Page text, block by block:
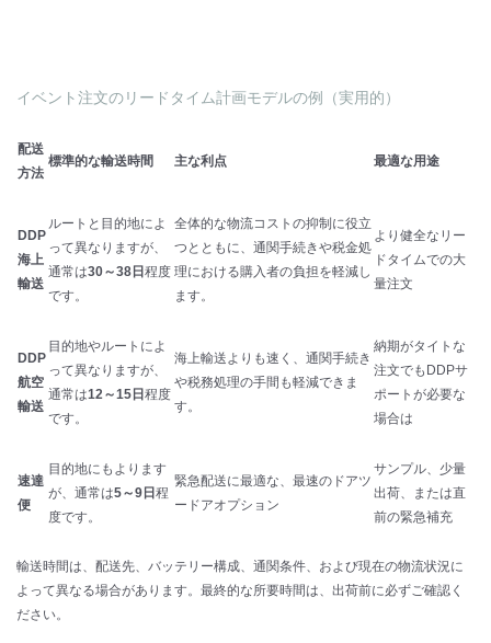
イベント注文のリードタイム計画モデルの例（実用的）
配送
方法
標準的な輸送時間 主な利点 最適な用途
DDP
海上
輸送
ルートと目的地によ
って異なりますが、
通常は30～38日 程度
です。
全体的な物流コストの抑制に役立
つとともに、通関手続きや税金処
理における購入者の負担を軽減し
ます。
より健全なリー
ドタイムでの大
量注文
DDP
航空
輸送
目的地やルートによ
って異なりますが、
通常は12～15日 程度
です。
海上輸送よりも速く、通関手続き
や税務処理の手間も軽減できま
す。
納期がタイトな
注文でもDDPサ
ポートが必要な
場合は
速達
便
目的地にもよります
が、通常は5～9日 程
度です。
緊急配送に最適な、最速のドアツ
ードアオプション
サンプル、少量
出荷、または直
前の緊急補充
輸送時間は、配送先、バッテリー構成、通関条件、および現在の物流状況に
よって異なる場合があります。最終的な所要時間は、出荷前に必ずご確認く
ださい。